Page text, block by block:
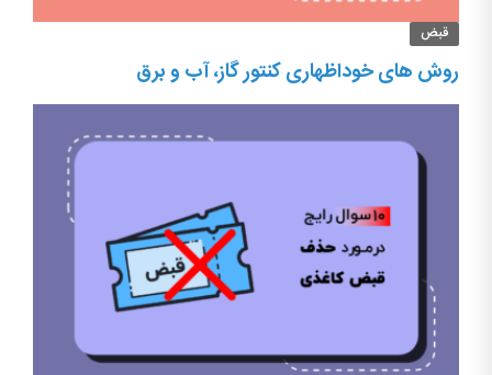
قبض
روش های خوداظهاری کنتور گاز، آب و برق